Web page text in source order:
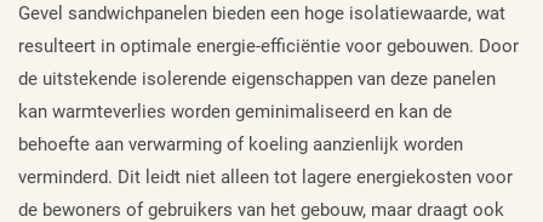
Gevel sandwichpanelen bieden een hoge isolatiewaarde, wat
resulteert in optimale energie-efficiëntie voor gebouwen. Door
de uitstekende isolerende eigenschappen van deze panelen
kan warmteverlies worden geminimaliseerd en kan de
behoefte aan verwarming of koeling aanzienlijk worden
verminderd. Dit leidt niet alleen tot lagere energiekosten voor
de bewoners of gebruikers van het gebouw, maar draagt ook